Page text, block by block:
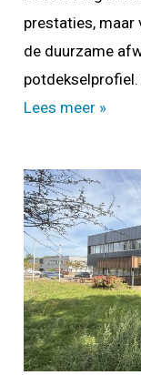
prestaties,
de duurzame
Restyling
woonhuis
Assendelft
Lees meer »